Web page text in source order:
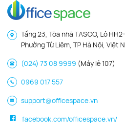
Tầng 23, Tòa nhà TASCO, Lô
Phường Từ Liêm, TP Hà Nội, Việt
(024) 73 08 9999 (Máy lẻ 107)
0969 017 557
support@officespace.vn
facebook.com/officespace.vn/